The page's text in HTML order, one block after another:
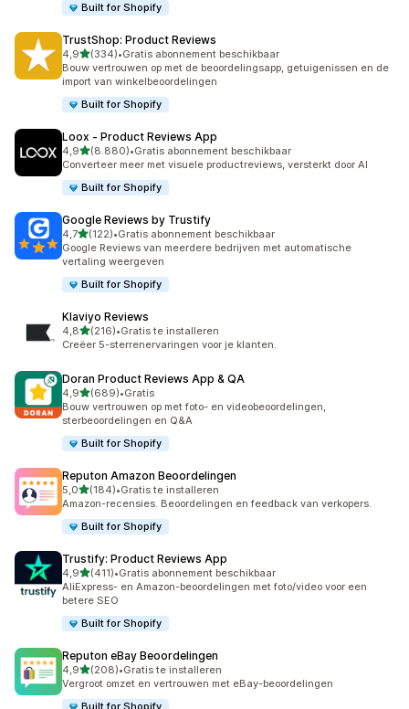
Built for Shopify
TrustShop: Product Reviews
4,9van 5 sterren
(334)
334 recensies in totaal
•Gratis abonnement beschikbaar
Bouw vertrouwen op met de beoordelingsapp, getuigenissen en de
import van winkelbeoordelingen
Built for Shopify
Loox ‑ Product Reviews App
4,9van 5 sterren
(8.880)
8880 recensies in totaal
•Gratis abonnement beschikbaar
Converteer meer met visuele productreviews, versterkt door AI
Built for Shopify
Google Reviews by Trustify
4,7van 5 sterren
(122)
122 recensies in totaal
•Gratis abonnement beschikbaar
Google Reviews van meerdere bedrijven met automatische
vertaling weergeven
Built for Shopify
Klaviyo Reviews
4,8van 5 sterren
(216)
216 recensies in totaal
•Gratis te installeren
Creëer 5-sterrenervaringen voor je klanten.
Doran Product Reviews App & QA
4,9van 5 sterren
(689)
689 recensies in totaal
•Gratis
Bouw vertrouwen op met foto- en videobeoordelingen,
sterbeoordelingen en Q&A
Built for Shopify
Reputon Amazon Beoordelingen
5,0van 5 sterren
(184)
184 recensies in totaal
•Gratis te installeren
Amazon-recensies. Beoordelingen en feedback van verkopers.
Built for Shopify
Trustify: Product Reviews App
4,9van 5 sterren
(411)
411 recensies in totaal
•Gratis abonnement beschikbaar
AliExpress- en Amazon-beoordelingen met foto/video voor een
betere SEO
Built for Shopify
Reputon eBay Beoordelingen
4,9van 5 sterren
(208)
208 recensies in totaal
•Gratis te installeren
Vergroot omzet en vertrouwen met eBay-beoordelingen